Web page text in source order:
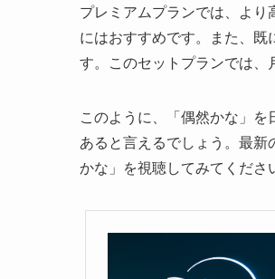
プレミアムプランでは、よ
にはおすすめです。また、既
す。このセットプランでは、
このように、「偶然かな」
あると言えるでしょう。最
かな」を視聴してみてくださ